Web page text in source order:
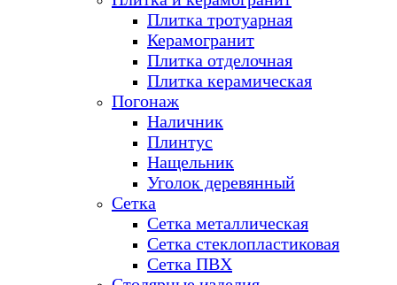
Плитка тротуарная
Керамогранит
Плитка отделочная
Плитка керамическая
Погонаж
Наличник
Плинтус
Нащельник
Уголок деревянный
Сетка
Сетка металлическая
Сетка стеклопластиковая
Сетка ПВХ